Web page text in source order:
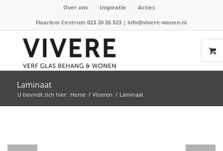
Over ons Inspiratie
Acties
Haarlem Centrum 023 20 26 523 | info@vivere-wonen.nl
Laminaat
U bevindt zich hier: Home / Vloeren / Laminaat